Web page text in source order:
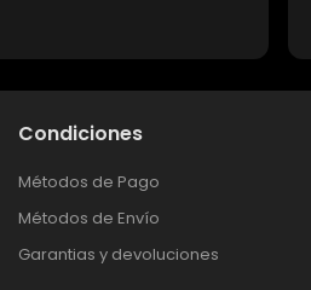
Condiciones
Métodos de Pago
Métodos de Envío
Garantias y devoluciones